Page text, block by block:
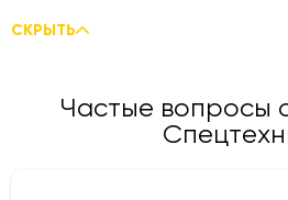
СКРЫТЬ
Частые вопросы